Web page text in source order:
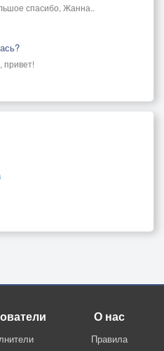
спасибо, Жанна..
привет!
О нас
Правила